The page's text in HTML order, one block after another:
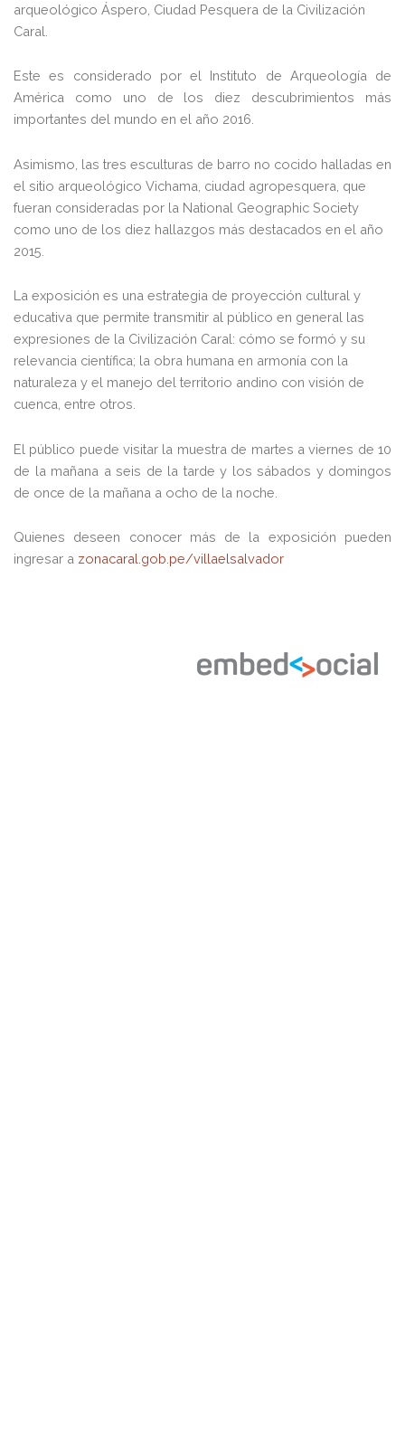
arqueológico Áspero, Ciudad Pesquera de la Civilización
Caral.
Este es considerado por el Instituto de Arqueología de
América como uno de los diez descubrimientos más
importantes del mundo en el año 2016.
Asimismo, las tres esculturas de barro no cocido halladas en
el sitio arqueológico Vichama, ciudad agropesquera, que
fueran consideradas por la National Geographic Society
como uno de los diez hallazgos más destacados en el año
2015.
La exposición es una estrategia de proyección cultural y
educativa que permite transmitir al público en general las
expresiones de la Civilización Caral: cómo se formó y su
relevancia científica; la obra humana en armonía con la
naturaleza y el manejo del territorio andino con visión de
cuenca, entre otros.
El público puede visitar la muestra de martes a viernes de 10
de la mañana a seis de la tarde y los sábados y domingos
de once de la mañana a ocho de la noche.
Quienes deseen conocer más de la exposición pueden
ingresar a zonacaral.gob.pe/villaelsalvador